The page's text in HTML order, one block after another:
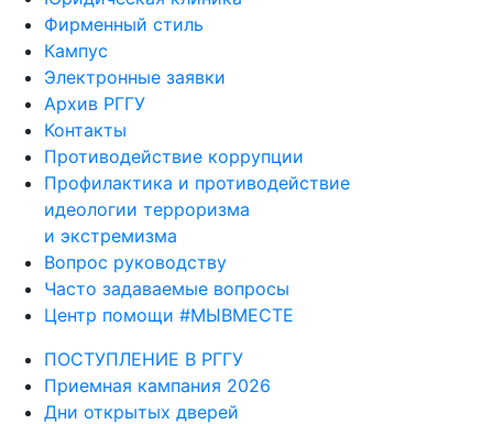
Фирменный стиль
Кампус
Электронные заявки
Архив РГГУ
Контакты
Противодействие коррупции
Профилактика и противодействие
идеологии терроризма
и экстремизма
Вопрос руководству
Часто задаваемые вопросы
Центр помощи #МЫВМЕСТЕ
ПОСТУПЛЕНИЕ В РГГУ
Приемная кампания 2026
Дни открытых дверей